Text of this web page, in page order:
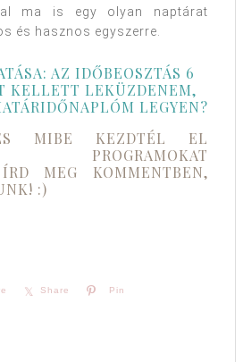
ma is egy olyan naptárat
és hasznos egyszerre.
AZ IDŐBEOSZTÁS 6
KELLETT LEKÜZDENEM,
LEGYEN?
MIBE KEZDTÉL EL
PROGRAMOKAT
MEG KOMMENTBEN,
:)
Share Pin